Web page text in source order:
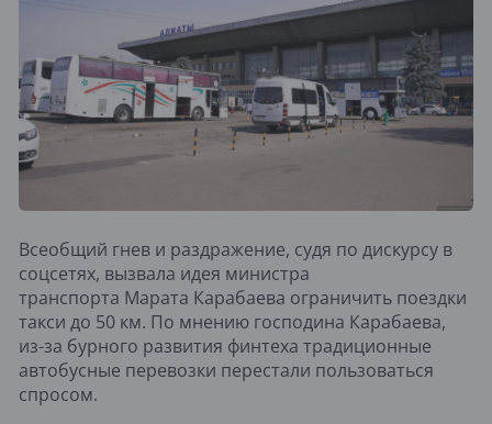
Всеобщий гнев и раздражение, судя по дискурсу в
соцсетях, вызвала идея министра
транспорта Марата Карабаева ограничить поездки
такси до 50 км. По мнению господина Карабаева,
из-за бурного развития финтеха традиционные
автобусные перевозки перестали пользоваться
спросом.